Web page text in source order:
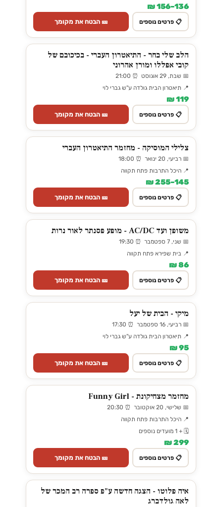
136–156 ₪
📋 פרטים נוספים 🎫 הבטח את מקומך
הלב שלי בחר - התיאטרון העברי - בכיכובם של
קובי אפללו ומורן אהרוני
📅 שבת, 29 אוגוסט ⏰ 21:00
📍 תיאטרון הבית גולדה ע"ש גברי לוי
119 ₪
📋 פרטים נוספים 🎫 הבטח את מקומך
צלילי המוסיקה - מחזמר התיאטרון העברי
📅 רביעי, 20 ינואר ⏰ 18:00
📍 היכל התרבות פתח תקווה
145–255 ₪
📋 פרטים נוספים 🎫 הבטח את מקומך
משופן ועד AC/DC - מופע פסנתר לאור נרות
📅 שני, 7 ספטמבר ⏰ 19:30
📍 בית שפירא פתח תקווה
86 ₪
📋 פרטים נוספים 🎫 הבטח את מקומך
מיקי - הבית של יעל
📅 רביעי, 16 ספטמבר ⏰ 17:30
📍 תיאטרון הבית גולדה ע"ש גברי לוי
95 ₪
📋 פרטים נוספים 🎫 הבטח את מקומך
מחזמר מצחיקונת - Funny Girl
📅 שלישי, 20 אוקטובר ⏰ 20:30
📍 היכל התרבות פתח תקווה
🗓️ + 1 מועדים נוספים
299 ₪
📋 פרטים נוספים 🎫 הבטח את מקומך
איה פלוטו - הצגה חדשה ע"פ ספרה רב המכר של
לאה גולדברג